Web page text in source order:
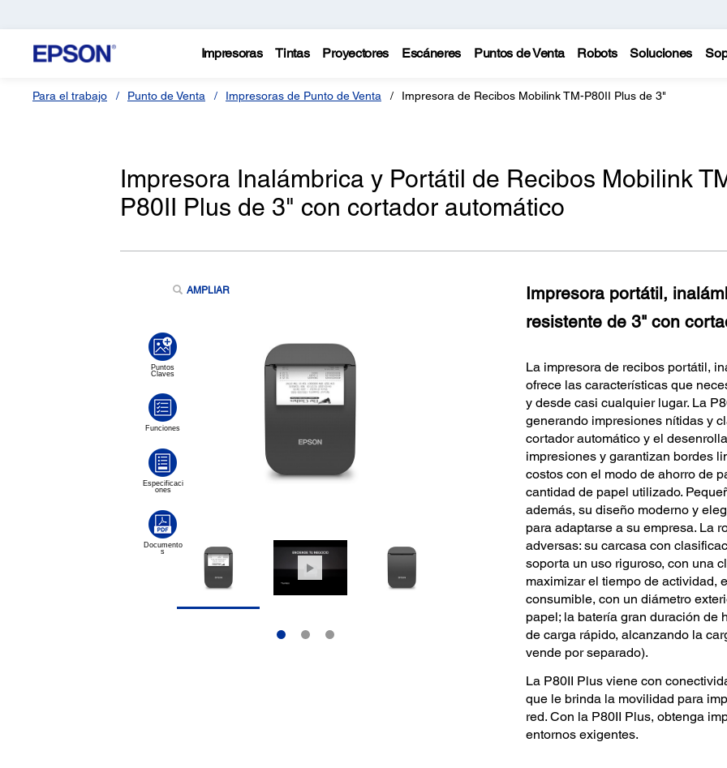
Impresoras Tintas Proyectores Escáneres Puntos de Venta Robots Soluciones
Para el trabajo Punto de Venta Impresoras de Punto de Venta Impresora de Recibos Mobilink TM-P80II Plus de 3"
Impresora Inalámbrica y Portátil de Recibos Mobilink
P80II Plus de 3" con cortador automático
AMPLIAR
Impresora portátil,
resistente de 3" con
La impresora de recibos portátil,
ofrece las características que
y desde casi cualquier lugar. La
generando impresiones nítidas y
cortador automático y el
impresiones y garantizan bordes
costos con el modo de ahorro de
cantidad de papel utilizado.
además, su diseño moderno y
para adaptarse a su empresa. La
adversas: su carcasa con
soporta un uso riguroso, con una
maximizar el tiempo de actividad,
consumible, con un diámetro
papel; la batería gran duración de
de carga rápido, alcanzando la
vende por separado).
La P80II Plus viene con
que le brinda la movilidad para
red. Con la P80II Plus, obtenga
entornos exigentes.